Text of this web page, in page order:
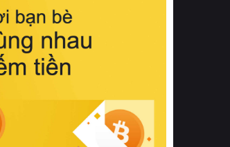
hồi chuẩn xác của phần đệm nâng đỡ
cột sống.
Bên cạnh đó, việc lựa chọn các dòng
sản phẩm đạt chuẩn chất lượng quốc
tế còn giúp ngăn ngừa tình trạng kích
khuẩn và nấm mốc trong điều kiện
thời tiết nóng ẩm. Bạn có thể tìm hiểu
thêm các nghiên cứu khoa học về tác
động của giấc ngủ và môi trường